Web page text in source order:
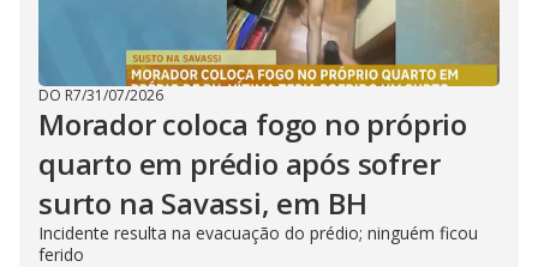
DO R7/31/07/2026
Morador coloca fogo no próprio
quarto em prédio após sofrer
surto na Savassi, em BH
Incidente resulta na evacuação do prédio; ninguém ficou
ferido